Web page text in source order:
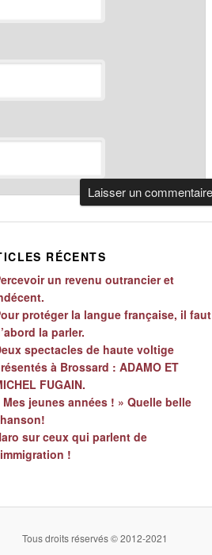
RÉCENTS
un revenu outrancier et
protéger la langue française, il faut
la parler.
spectacles de haute voltige
à Brossard : ADAMO ET
FUGAIN.
Mes jeunes années ! » Quelle belle
sur ceux qui parlent de
!
Tous droits réservés © 2012-2021